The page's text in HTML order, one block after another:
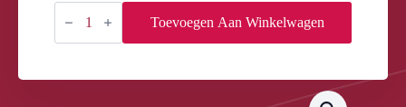
GELOSOPHY
#040
Toevoegen Aan Winkelwagen